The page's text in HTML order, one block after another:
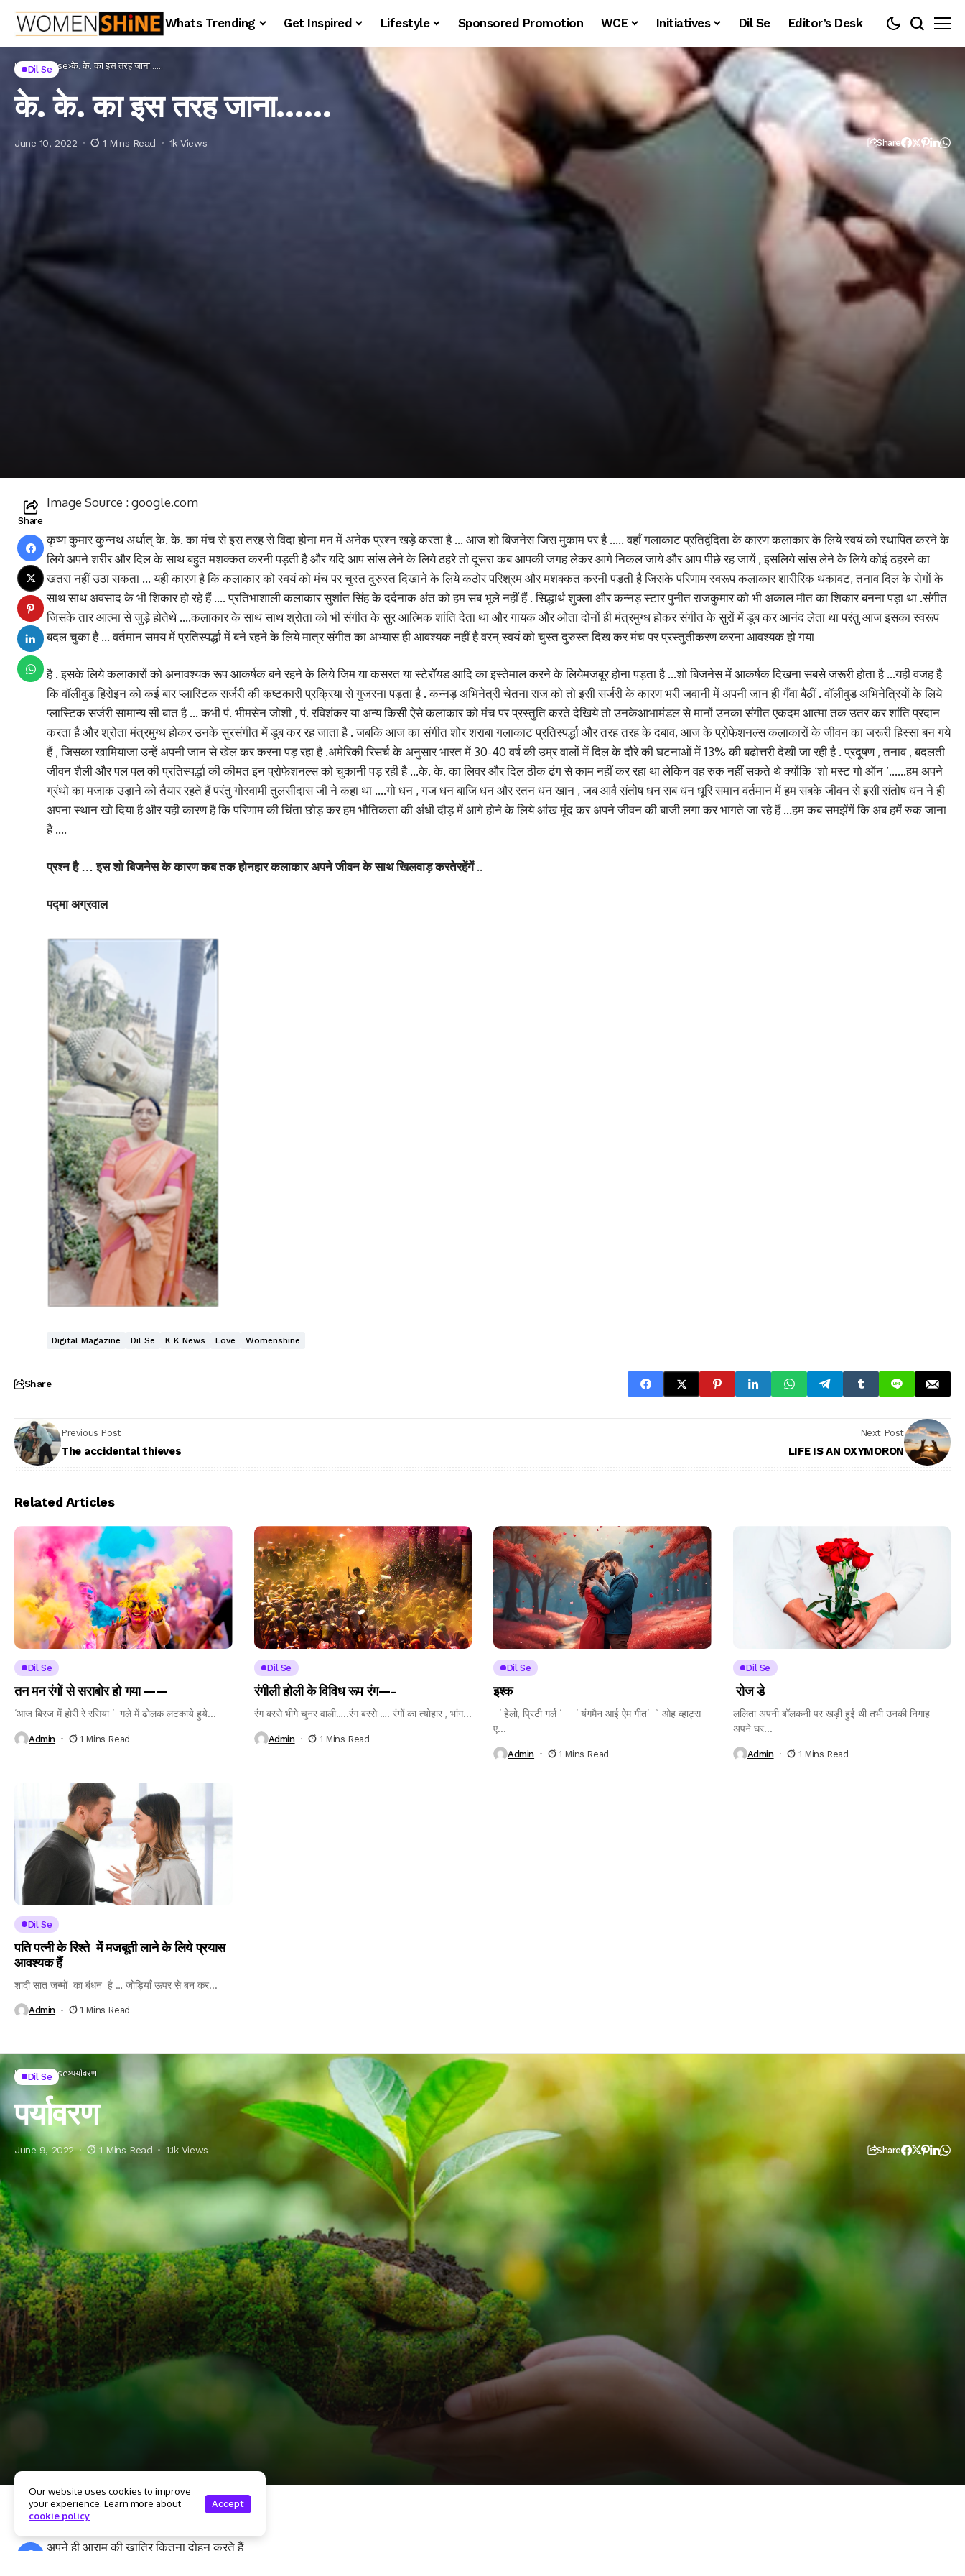
Whats Trending Get Inspired Lifestyle Sponsored Promotion WCE Initiatives Dil Se Editor’s Desk
Home Dil se के. के. का इस तरह जाना……
Dil Se
के. के. का इस तरह जाना……
June 10, 2022 1 Mins Read 1k Views Share
Share
Image Source : google.com
कृष्ण कुमार कुन्नथ अर्थात् के. के. का मंच से इस तरह से विदा होना मन में अनेक प्रश्न खड़े करता है … आज शो बिजनेस जिस मुकाम पर है ….. वहाँ गलाकाट प्रतिद्वंदिता के कारण कलाकार के लिये स्वयं को स्थापित करने के
लिये अपने शरीर और दिल के साथ बहुत मशक्कत करनी पड़ती है और यदि आप सांस लेने के लिये ठहरे तो दूसरा कब आपकी जगह लेकर आगे निकल जाये और आप पीछे रह जायें , इसलिये सांस लेने के लिये कोई ठहरने का
खतरा नहीं उठा सकता … यही कारण है कि कलाकार को स्वयं को मंच पर चुस्त दुरुस्त दिखाने के लिये कठोर परिश्रम और मशक्कत करनी पड़ती है जिसके परिणाम स्वरूप कलाकार शारीरिक थकावट, तनाव दिल के रोगों के
साथ साथ अवसाद के भी शिकार हो रहे हैं …. प्रतिभाशाली कलाकार सुशांत सिंह के दर्दनाक अंत को हम सब भूले नहीं हैं . सिद्धार्थ शुक्ला और कन्नड़ स्टार पुनीत राजकुमार को भी अकाल मौत का शिकार बनना पड़ा था .संगीत
जिसके तार आत्मा से जुड़े होतेथे ….कलाकार के साथ साथ श्रोता को भी संगीत के सुर आत्मिक शांति देता था और गायक और ओता दोनों ही मंत्रमुग्ध होकर संगीत के सुरों में डूब कर आनंद लेता था परंतु आज इसका स्वरूप
बदल चुका है … वर्तमान समय में प्रतिस्पर्द्धा में बने रहने के लिये मात्र संगीत का अभ्यास ही आवश्यक नहीं है वरन् स्वयं को चुस्त दुरुस्त दिख कर मंच पर प्रस्तुतीकरण करना आवश्यक हो गया
है . इसके लिये कलाकारों को अनावश्यक रूप आकर्षक बने रहने के लिये जिम या कसरत या स्टेरॉयड आदि का इस्तेमाल करने के लियेमजबूर होना पड़ता है …शो बिजनेस में आकर्षक दिखना सबसे जरूरी होता है …यही वजह है
कि वॉलीवुड हिरोइन को कई बार प्लास्टिक सर्जरी की कष्टकारी प्रक्रिया से गुजरना पड़ता है . कन्नड़ अभिनेत्री चेतना राज को तो इसी सर्जरी के कारण भरी जवानी में अपनी जान ही गँवा बैठीं . वॉलीवुड अभिनेत्रियों के लिये
प्लास्टिक सर्जरी सामान्य सी बात है … कभी पं. भीमसेन जोशी , पं. रविशंकर या अन्य किसी ऐसे कलाकार को मंच पर प्रस्तुति करते देखिये तो उनकेआभामंडल से मानों उनका संगीत एकदम आत्मा तक उतर कर शांति प्रदान
करता है और श्रोता मंत्रमुग्ध होकर उनके सुरसंगीत में डूब कर रह जाता है . जबकि आज का संगीत शोर शराबा गलाकाट प्रतिस्पर्द्धा और तरह तरह के दबाव, आज के प्रोफेशनल्स कलाकारों के जीवन का जरूरी हिस्सा बन गये
हैं , जिसका खामियाजा उन्हें अपनी जान से खेल कर करना पड़ रहा है .अमेरिकी रिसर्च के अनुसार भारत में 30-40 वर्ष की उम्र वालों में दिल के दौरे की घटनाओं में 13% की बढोत्तरी देखी जा रही है . प्रदूषण , तनाव , बदलती
जीवन शैली और पल पल की प्रतिस्पर्द्धा की कीमत इन प्रोफेशनल्स को चुकानी पड़ रही है …के. के. का लिवर और दिल ठीक ढंग से काम नहीं कर रहा था लेकिन वह रुक नहीं सकते थे क्योंकि ‘शो मस्ट गो ऑन ‘……हम अपने
ग्रंथो का मजाक उड़ाने को तैयार रहते हैं परंतु गोस्वामी तुलसीदास जी ने कहा था ….गो धन , गज धन बाजि धन और रतन धन खान , जब आवै संतोष धन सब धन धूरि समान वर्तमान में हम सबके जीवन से इसी संतोष धन ने ही
अपना स्थान खो दिया है और यही कारण है कि परिणाम की चिंता छोड़ कर हम भौतिकता की अंधी दौड़ में आगे होने के लिये आंख मूंद कर अपने जीवन की बाजी लगा कर भागते जा रहे हैं …हम कब समझेंगें कि अब हमें रुक जाना
है ….
प्रश्न है … इस शो बिजनेस के कारण कब तक होनहार कलाकार अपने जीवन के साथ खिलवाड़ करतेरहेंगें ..
पद्मा अग्रवाल
Digital Magazine Dil Se K K News Love Womenshine
Share
Previous Post
The accidental thieves
Next Post
LIFE IS AN OXYMORON
Related Articles
Dil Se
तन मन रंगों से सराबोर हो गया ——
‘आज बिरज में होरी रे रसिया ‘ गले में ढोलक लटकाये हुये...
Admin 1 Mins Read
Dil Se
रंगीली होली के विविध रूप रंग—-
रंग बरसे भीगे चुनर वाली…..रंग बरसे …. रंगों का त्योहार , भांग...
Admin 1 Mins Read
Dil Se
इश्क
‘ हेलो, प्रिटी गर्ल ‘ ‘ यंगमैन आई ऐम गीत’ “ ओह व्हाट्स
ए...
Admin 1 Mins Read
Dil Se
रोज डे
ललिता अपनी बॉलकनी पर खड़ी हुई थी तभी उनकी निगाह
अपने घर...
Admin 1 Mins Read
Dil Se
पति पत्नी के रिश्ते में मजबूती लाने के लिये प्रयास
आवश्यक हैं
शादी सात जन्मों का बंधन है … जोड़ियाँ ऊपर से बन कर...
Admin 1 Mins Read
Home Dil se पर्यावरण
Dil Se
पर्यावरण
June 9, 2022 1 Mins Read 1.1k Views Share
अपनी धरती माँ से हम सब कितना कुछ ले लेते हैं
अपने ही आराम की खातिर कितना दोहन करते हैं
Our website uses cookies to improve
your experience. Learn more about
cookie policy
Accept